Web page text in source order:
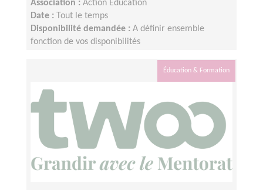
Association : Action Education
Date :
Tout le temps
Disponibilité demandée : A définir ensemble
fonction de vos disponibilités
Éducation & Formation